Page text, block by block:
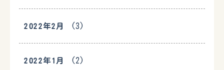
2022年2月 (3)
2022年1月 (2)